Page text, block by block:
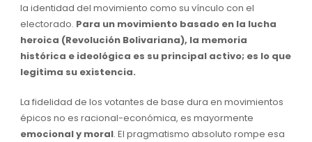
la identidad del movimiento como su vínculo con el
electorado. Para un movimiento basado en la lucha
heroica (Revolución Bolivariana), la memoria
histórica e ideológica es su principal activo; es lo que
legitima su existencia.
La fidelidad de los votantes de base dura en movimientos
épicos no es racional-económica, es mayormente
emocional y moral. El pragmatismo absoluto rompe esa